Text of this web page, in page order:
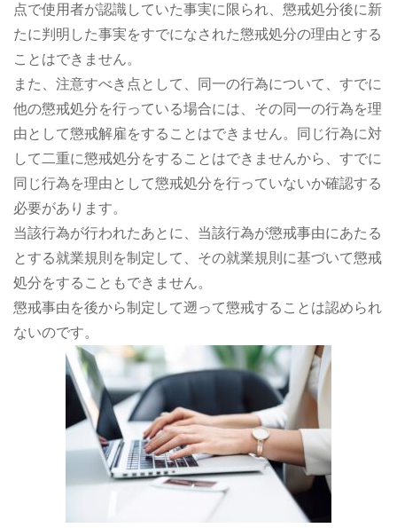
点で使用者が認識していた事実に限られ、懲戒処分後に新
たに判明した事実をすでになされた懲戒処分の理由とする
ことはできません。
また、注意すべき点として、同一の行為について、すでに
他の懲戒処分を行っている場合には、その同一の行為を理
由として懲戒解雇をすることはできません。同じ行為に対
して二重に懲戒処分をすることはできませんから、すでに
同じ行為を理由として懲戒処分を行っていないか確認する
必要があります。
当該行為が行われたあとに、当該行為が懲戒事由にあたる
とする就業規則を制定して、その就業規則に基づいて懲戒
処分をすることもできません。
懲戒事由を後から制定して遡って懲戒することは認められ
ないのです。